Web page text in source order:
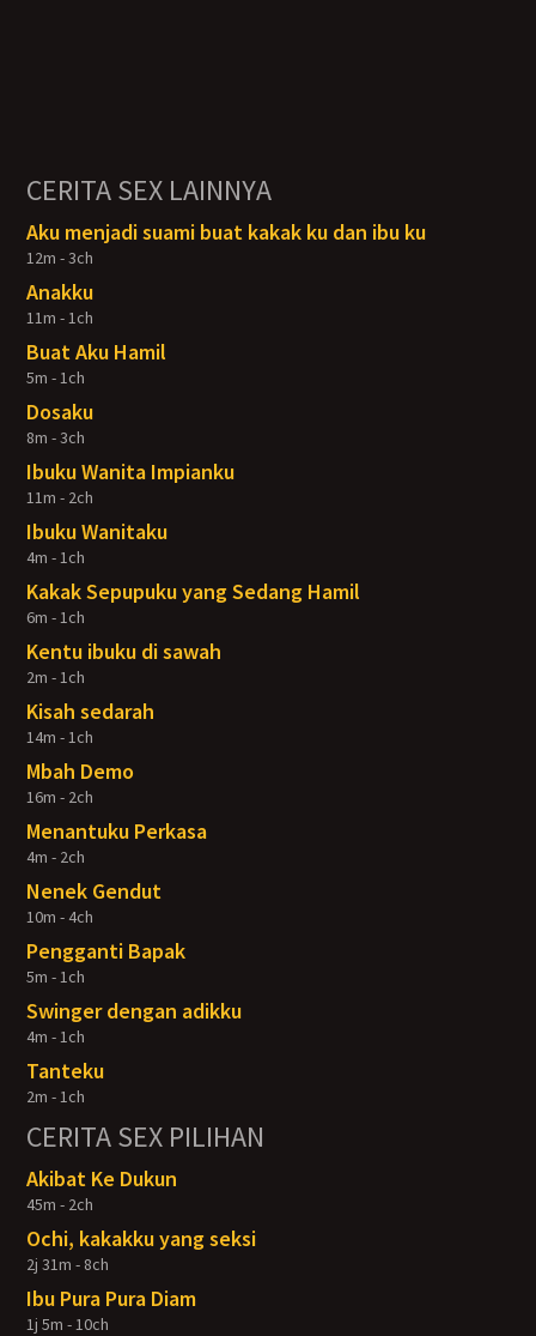
CERITA SEX LAINNYA
Aku menjadi suami buat kakak ku dan ibu ku
12m - 3ch
Anakku
11m - 1ch
Buat Aku Hamil
5m - 1ch
Dosaku
8m - 3ch
Ibuku Wanita Impianku
11m - 2ch
Ibuku Wanitaku
4m - 1ch
Kakak Sepupuku yang Sedang Hamil
6m - 1ch
Kentu ibuku di sawah
2m - 1ch
Kisah sedarah
14m - 1ch
Mbah Demo
16m - 2ch
Menantuku Perkasa
4m - 2ch
Nenek Gendut
10m - 4ch
Pengganti Bapak
5m - 1ch
Swinger dengan adikku
4m - 1ch
Tanteku
2m - 1ch
CERITA SEX PILIHAN
Akibat Ke Dukun
45m - 2ch
Ochi, kakakku yang seksi
2j 31m - 8ch
Ibu Pura Pura Diam
1j 5m - 10ch